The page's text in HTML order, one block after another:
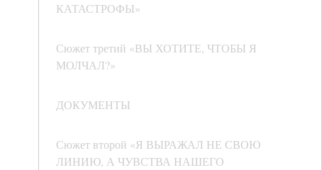
КАТАСТРОФЫ»
Сюжет третий «ВЫ ХОТИТЕ, ЧТОБЫ Я
МОЛЧАЛ?»
ДОКУМЕНТЫ
Сюжет второй «Я ВЫРАЖАЛ НЕ СВОЮ
ЛИНИЮ, А ЧУВСТВА НАШЕГО